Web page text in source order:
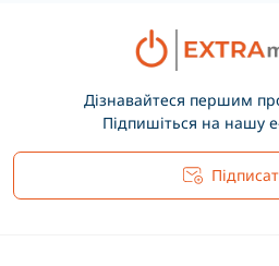
Дізнавайтеся першим
Підпишіться на нашу